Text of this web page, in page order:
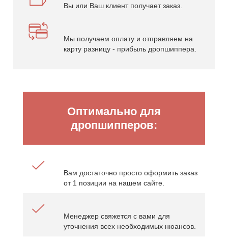
Вы или Ваш клиент получает заказ.
Мы получаем оплату и отправляем на
карту разницу - прибыль дропшиппера.
Оптимально для
дропшипперов:
Вам достаточно просто оформить заказ
от 1 позиции на нашем сайте.
Менеджер свяжется с вами для
уточнения всех необходимых нюансов.